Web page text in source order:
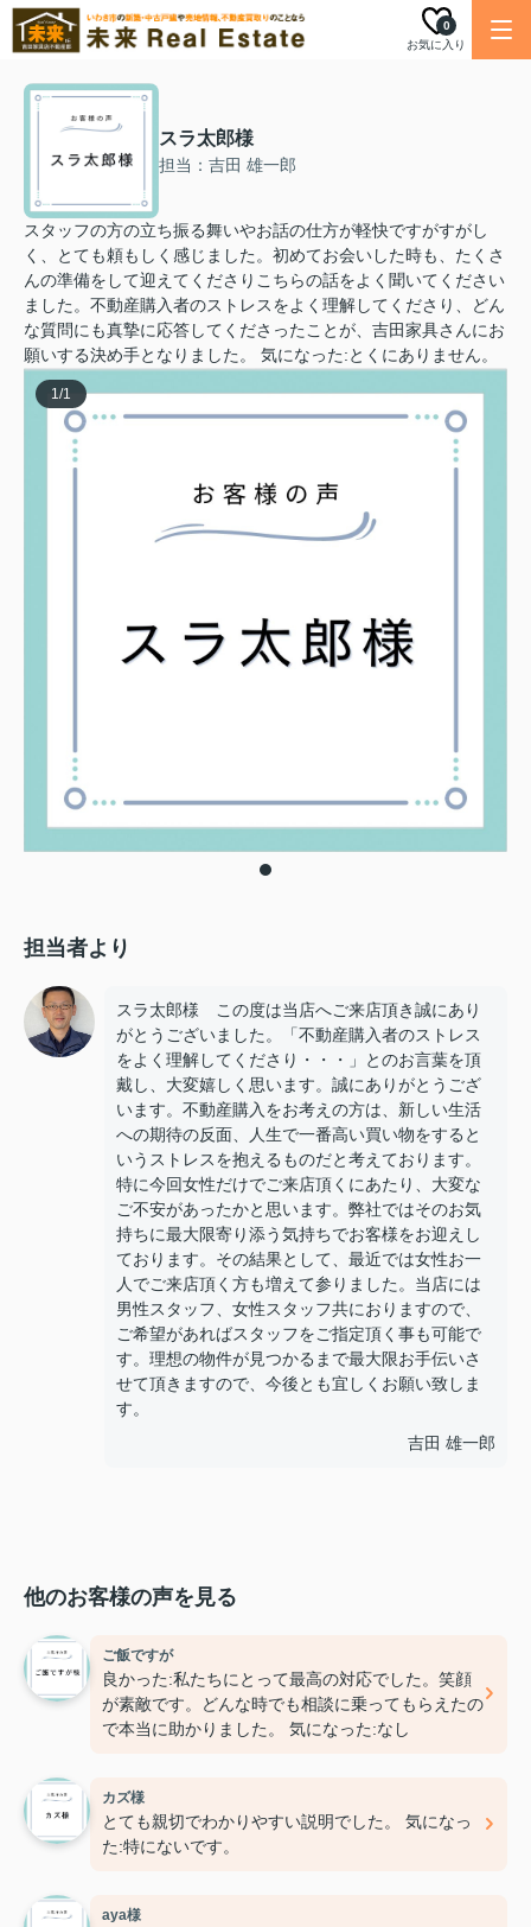
お気に入り
0
スラ太郎様
担当：吉田 雄一郎
スタッフの方の立ち振る舞いやお話の仕方が軽快ですがすがし
く、とても頼もしく感じました。初めてお会いした時も、たくさ
んの準備をして迎えてくださりこちらの話をよく聞いてください
ました。不動産購入者のストレスをよく理解してくださり、どん
な質問にも真摯に応答してくださったことが、吉田家具さんにお
願いする決め手となりました。 気になった:とくにありません。
1/1
担当者より
スラ太郎様 この度は当店へご来店頂き誠にあり
がとうございました。「不動産購入者のストレス
をよく理解してくださり・・・」とのお言葉を頂
戴し、大変嬉しく思います。誠にありがとうござ
います。不動産購入をお考えの方は、新しい生活
への期待の反面、人生で一番高い買い物をすると
いうストレスを抱えるものだと考えております。
特に今回女性だけでご来店頂くにあたり、大変な
ご不安があったかと思います。弊社ではそのお気
持ちに最大限寄り添う気持ちでお客様をお迎えし
ております。その結果として、最近では女性お一
人でご来店頂く方も増えて参りました。当店には
男性スタッフ、女性スタッフ共におりますので、
ご希望があればスタッフをご指定頂く事も可能で
す。理想の物件が見つかるまで最大限お手伝いさ
せて頂きますので、今後とも宜しくお願い致しま
す。
吉田 雄一郎
他のお客様の声を見る
ご飯ですが
良かった:私たちにとって最高の対応でした。笑顔
が素敵です。どんな時でも相談に乗ってもらえたの
で本当に助かりました。 気になった:なし
カズ様
とても親切でわかりやすい説明でした。 気になっ
た:特にないです。
aya様